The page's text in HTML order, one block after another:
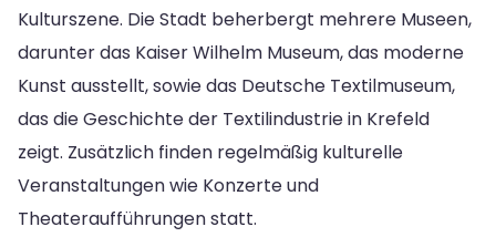
Kulturszene. Die Stadt beherbergt mehrere Museen,
darunter das Kaiser Wilhelm Museum, das moderne
Kunst ausstellt, sowie das Deutsche Textilmuseum,
das die Geschichte der Textilindustrie in Krefeld
zeigt. Zusätzlich finden regelmäßig kulturelle
Veranstaltungen wie Konzerte und
Theateraufführungen statt.